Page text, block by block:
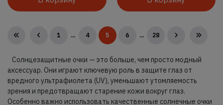
1 ... 4 5 6 ... 28
Солнцезащитные очки — это больше, чем просто модный
аксессуар. Они играют ключевую роль в защите глаз от
вредного ультрафиолета (UV), уменьшают утомляемость
зрения и предотвращают старение кожи вокруг глаз.
Особенно важно использовать качественные солнечные очки